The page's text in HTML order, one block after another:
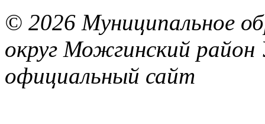
© 2026 Муниципальное
округ Можгинский район
официальный сайт